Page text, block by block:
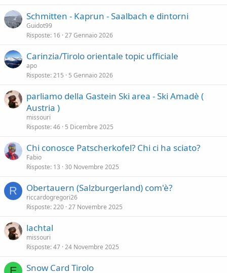
Schmitten - Kaprun - Saalbach e dintorni
Guidot99
Risposte 16 27 Gennaio 2026
Carinzia/Tirolo orientale topic ufficiale
apo
Risposte 215 5 Gennaio 2026
parliamo della Gastein Ski area - Ski Amadè (
Austria )
missouri
Risposte 46 5 Dicembre 2025
Chi conosce Patscherkofel? Chi ci ha sciato?
Fabio
Risposte 13 30 Novembre 2025
R Obertauern (Salzburgerland) com'è?
riccardogregori26
Risposte 220 27 Novembre 2025
lachtal
missouri
Risposte 47 24 Novembre 2025
Snow Card Tirolo